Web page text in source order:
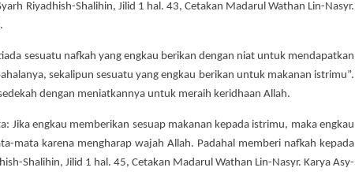
Riyadhish-Shalihin, Jilid 1 hal. 43, Cetakan Madarul Wathan Lin-Nasyr.
sesuatu nafkah yang engkau berikan dengan niat untuk mendapatkan
sekalipun sesuatu yang engkau berikan untuk makanan istrimu”.
dengan meniatkannya untuk meraih keridhaan Allah.
Jika engkau memberikan sesuap makanan kepada istrimu, maka engkau
mata karena mengharap wajah Allah. Padahal memberi nafkah kepada
Shalihin, Jilid 1 hal. 45, Cetakan Madarul Wathan Lin-Nasyr. Karya Asy-